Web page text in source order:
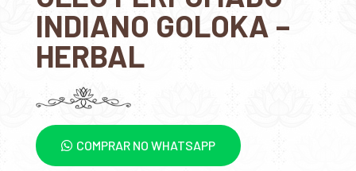
INDIANO GOLOKA –
HERBAL
COMPRAR NO WHATSAPP